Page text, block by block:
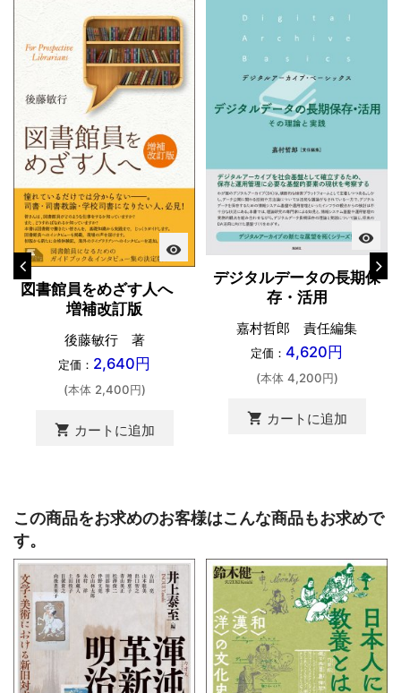
visibility
図書館員をめざす人へ
増補改訂版
後藤敏行 著
定価： 2,640円
(本体 2,400円)
shopping_cart カートに追加
visibility
デジタルデータの長期保
存・活用
嘉村哲郎 責任編集
定価： 4,620円
(本体 4,200円)
shopping_cart カートに追加
この商品をお求めのお客様はこんな商品もお求めで
す。